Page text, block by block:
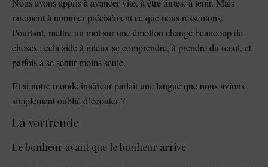
Nous avons appris à avancer vite, à être fortes, à tenir. Mais
rarement à nommer précisément ce que nous ressentons.
Pourtant, mettre un mot sur une émotion change beaucoup de
choses : cela aide à mieux se comprendre, à prendre du recul, et
parfois à se sentir moins seule.
Et si notre monde intérieur parlait une langue que nous avions
simplement oublié d’écouter ?
La vorfreude
Le bonheur avant que le bonheur arrive